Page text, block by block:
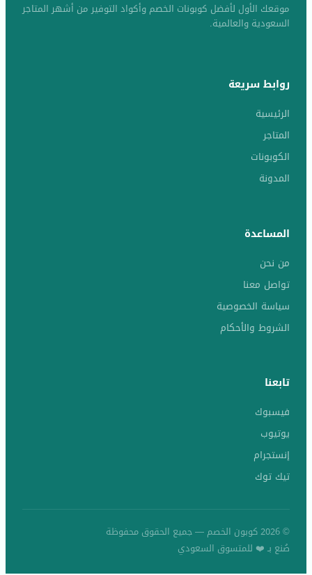
موقعك الأول لأفضل كوبونات الخصم وأكواد التوفير من أشهر المتاجر
السعودية والعالمية.
روابط سريعة
الرئيسية
المتاجر
الكوبونات
المدونة
المساعدة
من نحن
تواصل معنا
سياسة الخصوصية
الشروط والأحكام
تابعنا
فيسبوك
يوتيوب
إنستجرام
تيك توك
© 2026 كوبون الخصم — جميع الحقوق محفوظة
صُنع بـ ❤️ للمتسوق السعودي